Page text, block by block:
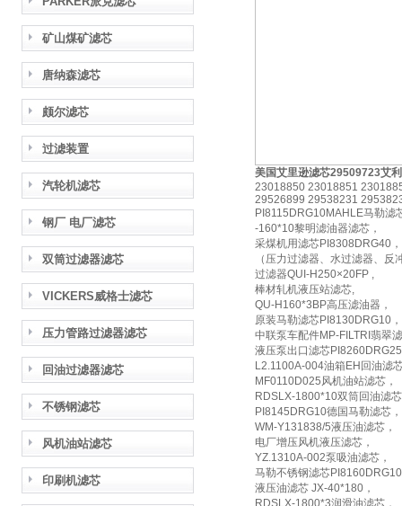
矿山煤矿滤芯
唐纳森滤芯
颇尔滤芯
过滤装置
汽轮机滤芯
钢厂 电厂滤芯
双筒过滤器滤芯
VICKERS威格士滤芯
压力管路过滤器滤芯
回油过滤器滤芯
不锈钢滤芯
风机油站滤芯
印刷机滤芯
美国艾里逊滤芯29509723艾
23018850 23018851
29526899 29538231
PI8115DRG10MAHLE马勒滤
-160*10黎明滤油器滤芯，
采煤机用滤芯PI8308DRG40，
（压力过滤器、水过滤器、
过滤器QUI-H250×20FP ,
棒材轧机液压站滤芯,
QU-H160*3BP高压滤油器，
原装马勒滤芯PI8130DRG10，
中联泵车配件MP-FILTRI翡翠
液压泵出口滤芯
L2.1100A-004油箱EH回油滤
MF0110D025风机油站滤芯，
RDSLX-1800*10双筒回油滤
PI8145DRG10德国马勒滤芯，
WM-Y131838/5液压油滤芯，
电厂增压风机液压滤芯，
YZ.1310A-002泵吸油滤芯，
马勒不锈钢滤芯
液压油滤芯 JX-40*180，
RDSLX-1800*3润滑油滤芯，